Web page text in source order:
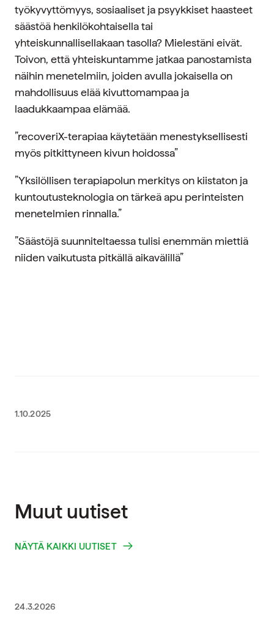
työkyvyttömyys, sosiaaliset ja psyykkiset haasteet
säästöä henkilökohtaisella tai
yhteiskunnallisellakaan tasolla? Mielestäni eivät.
Toivon, että yhteiskuntamme jatkaa panostamista
näihin menetelmiin, joiden avulla jokaisella on
mahdollisuus elää kivuttomampaa ja
laadukkaampaa elämää.
”recoveriX-terapiaa käytetään menestyksellisesti
myös pitkittyneen kivun hoidossa”
”Yksilöllisen terapiapolun merkitys on kiistaton ja
kuntoutusteknologia on tärkeä apu perinteisten
menetelmien rinnalla.”
”Säästöjä suunniteltaessa tulisi enemmän miettiä
niiden vaikutusta pitkällä aikavälillä”
1.10.2025
Muut uutiset
NÄYTÄ KAIKKI UUTISET
24.3.2026